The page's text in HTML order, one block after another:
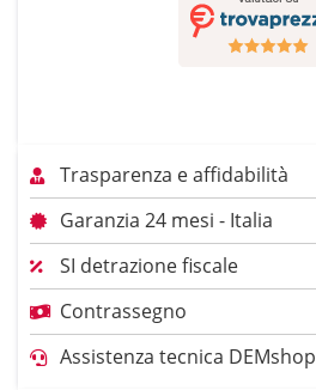
Trasparenza e affidabilità
Garanzia 24 mesi - Italia
SI detrazione fiscale
Contrassegno
Assistenza tecnica DEMshop